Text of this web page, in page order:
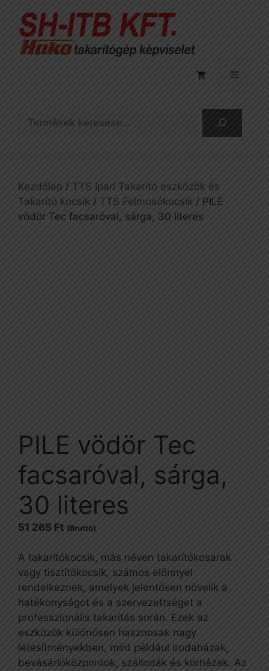
tartalomba
Menü
Kezdőlap / TTS Ipari Takarító eszközök és
Takarító kocsik / TTS Felmosókocsik / PILE
vödör Tec facsaróval, sárga, 30 literes
PILE vödör Tec
facsaróval, sárga,
30 literes
51 265 Ft (Bruttó)
A takarítókocsik, más néven takarítókosarak
vagy tisztítókocsik, számos előnnyel
rendelkeznek, amelyek jelentősen növelik a
hatékonyságot és a szervezettséget a
professzionális takarítás során. Ezek az
eszközök különösen hasznosak nagy
létesítményekben, mint például irodaházak,
bevásárlóközpontok, szállodák és kórházak. Az